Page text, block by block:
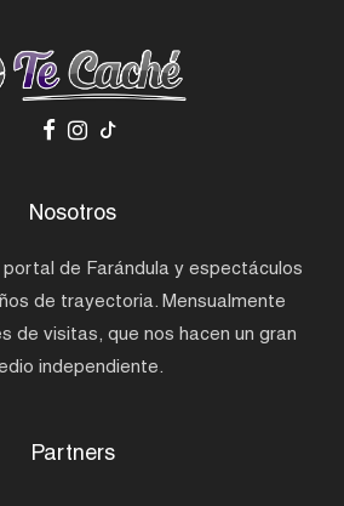
Nosotros
portal de Farándula y espectáculos
de trayectoria. Mensualmente
de visitas, que nos hacen un gran
independiente.
Partners